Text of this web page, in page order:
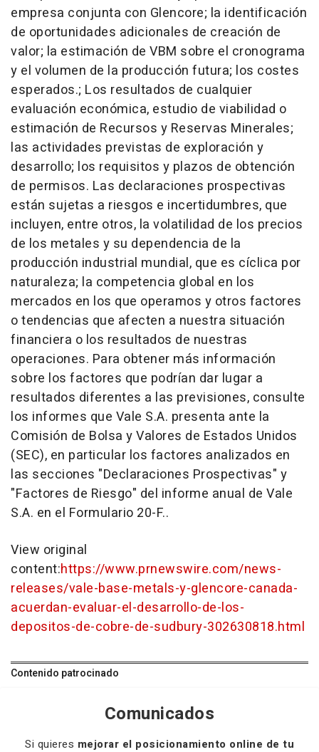
empresa conjunta con Glencore; la identificación
de oportunidades adicionales de creación de
valor; la estimación de VBM sobre el cronograma
y el volumen de la producción futura; los costes
esperados.; Los resultados de cualquier
evaluación económica, estudio de viabilidad o
estimación de Recursos y Reservas Minerales;
las actividades previstas de exploración y
desarrollo; los requisitos y plazos de obtención
de permisos. Las declaraciones prospectivas
están sujetas a riesgos e incertidumbres, que
incluyen, entre otros, la volatilidad de los precios
de los metales y su dependencia de la
producción industrial mundial, que es cíclica por
naturaleza; la competencia global en los
mercados en los que operamos y otros factores
o tendencias que afecten a nuestra situación
financiera o los resultados de nuestras
operaciones. Para obtener más información
sobre los factores que podrían dar lugar a
resultados diferentes a las previsiones, consulte
los informes que Vale S.A. presenta ante la
Comisión de Bolsa y Valores de Estados Unidos
(SEC), en particular los factores analizados en
las secciones "Declaraciones Prospectivas" y
"Factores de Riesgo" del informe anual de Vale
S.A. en el Formulario 20-F..
View original
content:https://www.prnewswire.com/news-
releases/vale-base-metals-y-glencore-canada-
acuerdan-evaluar-el-desarrollo-de-los-
depositos-de-cobre-de-sudbury-302630818.html
Contenido patrocinado
Comunicados
Si quieres mejorar el posicionamiento online de tu